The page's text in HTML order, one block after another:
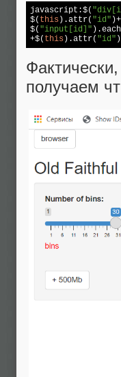
javascript:$(
$( this ).attr( "id" )+
$( "input[id]"
+$( this ).attr( "id"
получаем